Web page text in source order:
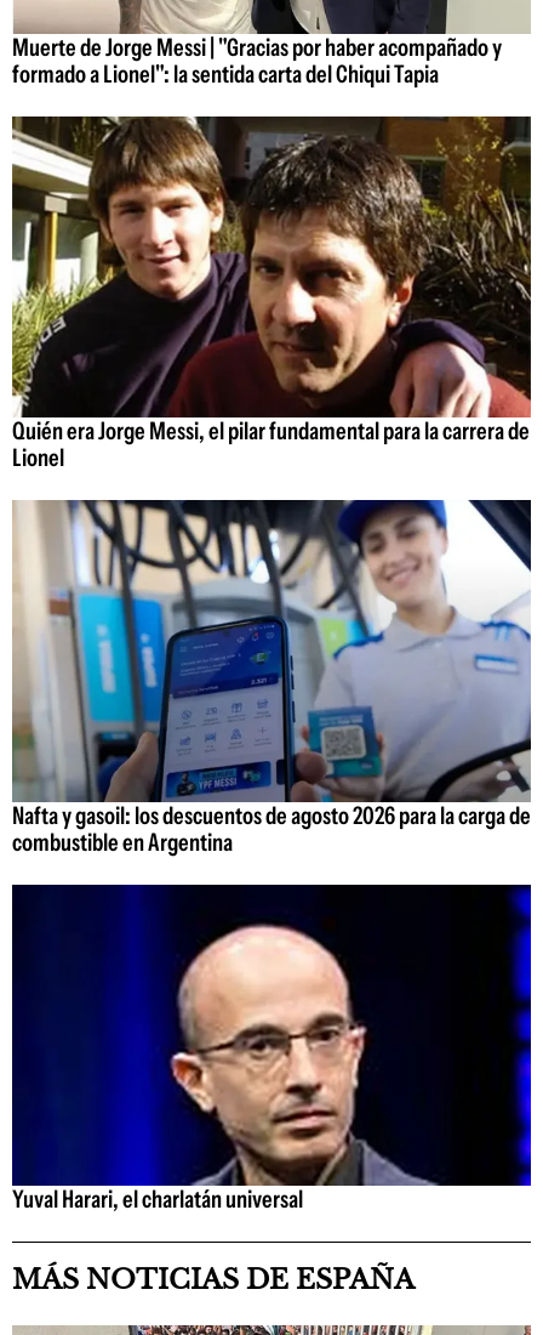
Muerte de Jorge Messi | "Gracias por haber acompañado y
formado a Lionel": la sentida carta del Chiqui Tapia
Quién era Jorge Messi, el pilar fundamental para la carrera de
Lionel
Nafta y gasoil: los descuentos de agosto 2026 para la carga de
combustible en Argentina
Yuval Harari, el charlatán universal
MÁS NOTICIAS DE ESPAÑA